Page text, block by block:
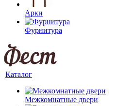
Арки
Фурнитура
Каталог
Межкомнатные двери